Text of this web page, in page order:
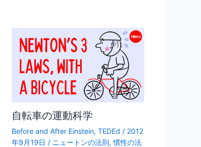
自転車の運動科学
Before and After Einstein, TEDEd / 2012
年9月19日 / ニュートンの法則,慣性の法